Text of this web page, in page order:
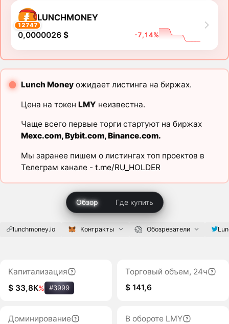
12747
LUNCHMONEY
0,0000026 $ -7,14%
Lunch Moneyожидает листинга на биржах.
Цена на токен LMY неизвестна.
Чаще всего первые торги стартуют на биржах
Mexc.com,Bybit.com,Binance.com.
Мы заранее пишем о листингах топ проектов в
Телеграм канале - t.me/RU_HOLDER
Обзор Где купить
lunchmoney.io Контракты Обозреватели
Капитализация
$ 33,8K% #3999
Торговый объем, 24ч
$ 141,6
Доминирование
В обороте LMY